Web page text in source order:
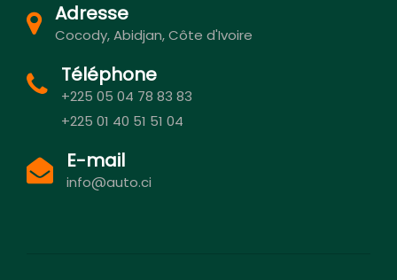
Adresse
Cocody, Abidjan, Côte d'Ivoire
Téléphone
+225 05 04 78 83 83
+225 01 40 51 51 04
E-mail
info@auto.ci